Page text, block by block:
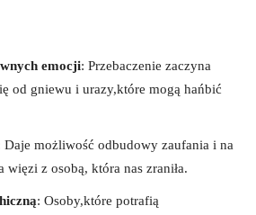
emocji: Przebaczenie zaczyna
od gniewu i urazy,które mogą hańbić
Daje możliwość odbudowy zaufania i na
z osobą, która nas zraniła.
: Osoby,które potrafią